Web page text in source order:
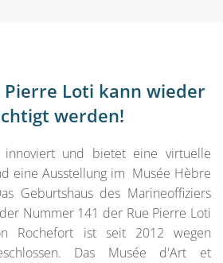
Pierre Loti kann wieder
werden!
innoviert und bietet eine virtuelle
eine Ausstellung im Musée Hèbre
Geburtshaus des Marineoffiziers
Nummer 141 der Rue Pierre Loti
Rochefort ist seit 2012 wegen
Das Musée d'Art et